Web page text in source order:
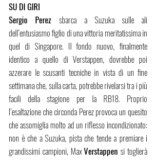
SU DI GIRI
Sergio Perez sbarca a Suzuka sulle ali
dell’entusiasmo figlio di una vittoria meritatissima in
quel di Singapore. Il fondo nuovo, finalmente
identico a quello di Verstappen, dovrebbe poi
azzerare le scusanti tecniche in vista di un fine
settimana che, sulla carta, potrebbe rivelarsi tra i più
facili della stagione per la RB18. Proprio
l’esaltazione che circonda Perez provoca un quesito
che assomiglia molto ad un riflesso incondizionato:
non è che a Suzuka, pista che tende a premiare i
grandissimi campioni, Max Verstappen si toglierà